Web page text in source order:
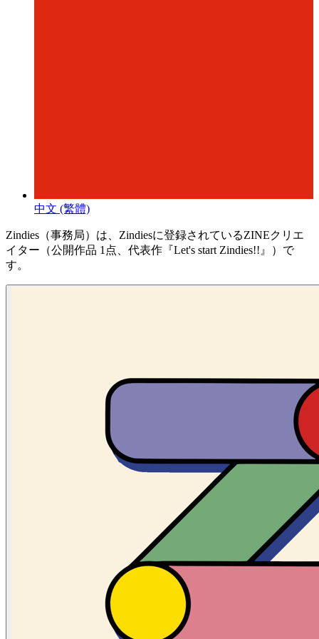
中文 (繁體)
Zindies（事務局）は、Zindiesに登録されているZINEクリエ
イター（公開作品 1点、代表作『Let's start Zindies!!』）で
す。